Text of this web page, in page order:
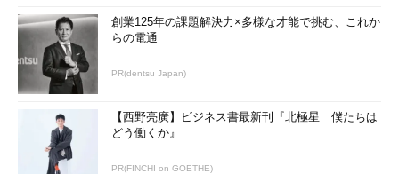
創業125年の課題解決力×多様な才能で挑む、これか
らの電通
PR(dentsu Japan)
【西野亮廣】ビジネス書最新刊『北極星 僕たちは
どう働くか』
PR(FINCHI on GOETHE)